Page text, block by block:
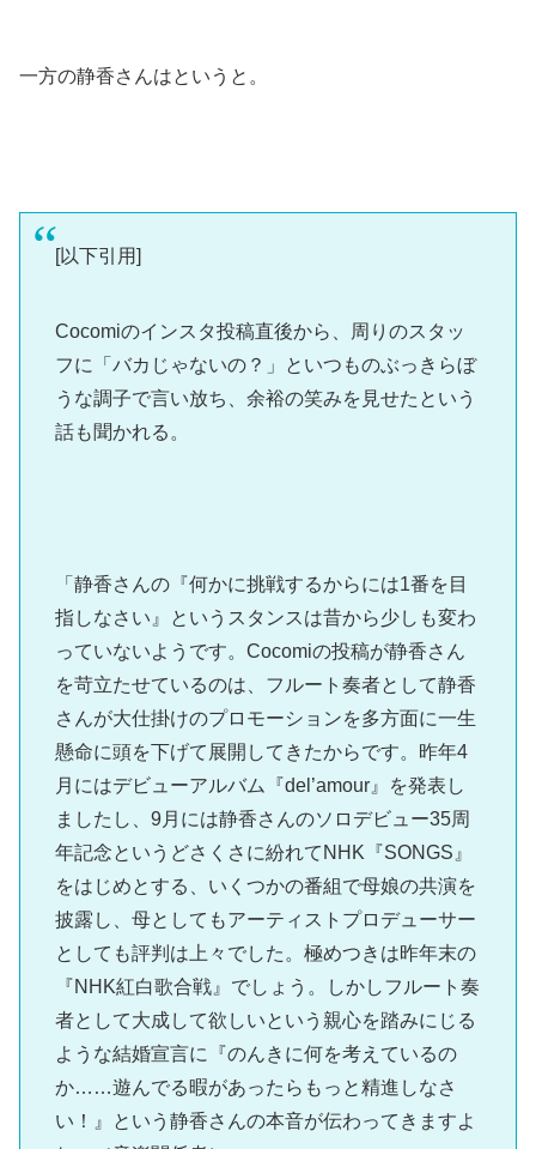
一方の静香さんはというと。
[以下引用]
Cocomiのインスタ投稿直後から、周りのスタッ
フに「バカじゃないの？」といつものぶっきらぼ
うな調子で言い放ち、余裕の笑みを見せたという
話も聞かれる。
「静香さんの『何かに挑戦するからには1番を目
指しなさい』というスタンスは昔から少しも変わ
っていないようです。Cocomiの投稿が静香さん
を苛立たせているのは、フルート奏者として静香
さんが大仕掛けのプロモーションを多方面に一生
懸命に頭を下げて展開してきたからです。昨年4
月にはデビューアルバム『del’amour』を発表し
ましたし、9月には静香さんのソロデビュー35周
年記念というどさくさに紛れてNHK『SONGS』
をはじめとする、いくつかの番組で母娘の共演を
披露し、母としてもアーティストプロデューサー
としても評判は上々でした。極めつきは昨年末の
『NHK紅白歌合戦』でしょう。しかしフルート奏
者として大成して欲しいという親心を踏みにじる
ような結婚宣言に『のんきに何を考えているの
か……遊んでる暇があったらもっと精進しなさ
い！』という静香さんの本音が伝わってきますよ